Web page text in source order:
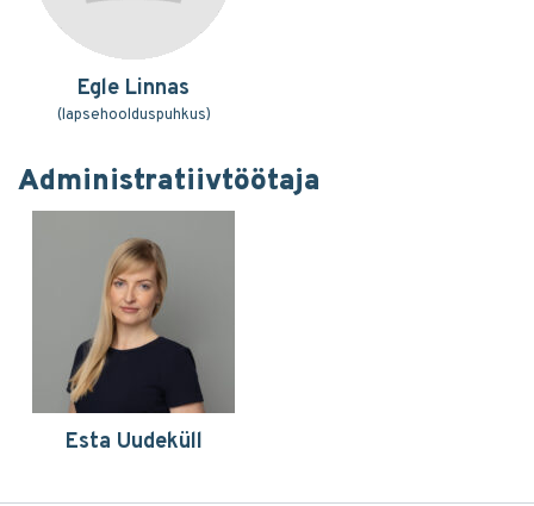
Egle Linnas
(lapsehoolduspuhkus)
Administratiivtöötaja
Esta Uudeküll